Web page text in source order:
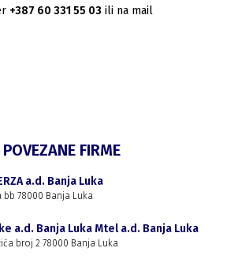
+387 60 331 55 03 ili na mail
POVEZANE FIRME
a.d. Banja Luka
bb 78000 Banja Luka
a.d. Banja Luka Mtel a.d. Banja Luka
broj 2 78000 Banja Luka